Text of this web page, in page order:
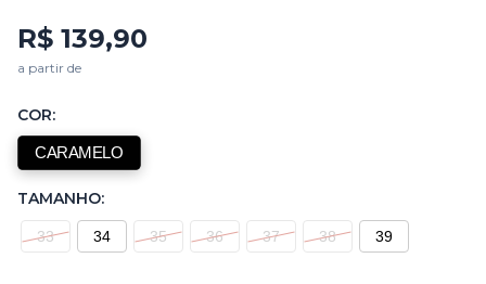
R$ 139,90
a partir de
COR:
CARAMELO
TAMANHO:
33 34 35 36 37 38 39